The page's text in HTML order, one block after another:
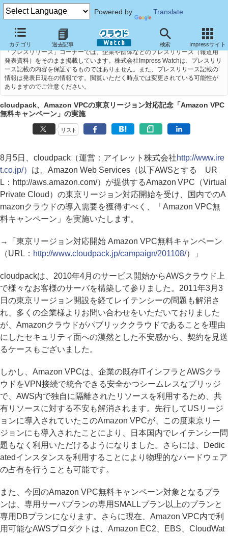
Powered by Translate
カテゴリ 過去記事 検索 Impressサイト
「プレスリリース」コーナーでは、企業や団体などのプレスリリース（報道用
発表資料）をそのまま掲載しています。株式会社Impress Watchは、プレスリリ
ース記載の内容を保証するものではありません。また、プレスリリース記載の
情報は発表日現在の情報です。閲覧いただく時点では変更されている可能性が
ありますのでご注意ください。
cloudpack、Amazon VPCの東京リージョン対応記念「Amazon VPC
無料キャンペーン」の実施
リスト
8月5日、cloudpack（運営：アイレット株式会社http://www.ire
t.co.jp/） は、Amazon Web Services（以下AWSとする UR
L： http://aws.amazon.com/）が提供するAmazon VPC（Virtual
Private Cloud）の東京リージョン対応開始を受け、国内でのA
mazonクラウドの導入需要を獲得すべく、「Amazon VPC無
料キャンペーン」を実施いたします。
→「東京リージョン対応開始 Amazon VPC無料キャンペーン
（URL： http://www.cloudpack.jp/campaign/201108/）」
cloudpackは、2010年4月のサービス開始からAWSクラウド上
で様々なお客様のサーバを構築して参りました。2011年3月3
日の東京リージョン開設を経てレイテンシーの問題も解消さ
れ、多くの企業様よりお問い合わせをいただいておりました
が、Amazonクラウドがパブリッククラウドであることを理由
にしたセキュリティ面への漠然とした不安感から、契約を見送
るケースもございました。
しかし、Amazon VPCは、企業の既存ITインフラとAWSクラ
ウドをVPN接続で統合できる安全かつシームレスなブリッジ
で、AWS内で独自に隔離されたリソースを利用するため、共
有リソースに対する不安も解消されます。先行してUSリージ
ョンに導入されていたこのAmazon VPCが、この度東京リー
ジョンにも導入されたことにより、日本国内でレイテンシー問
題もなく利用いただけるようになりました。さらには、Dedic
atedインスタンスを利用することにより物理的なハードウェア
の占有を行うことも可能です。
また、今回のAmazon VPC無料キャンペーン対象となるプラ
ンは、専用サーバプランの専用SMALLプラン以上のプランと
専用DBプランになります。さらに現在、Amazon VPC内で利
用可能なAWSプロダクトは、Amazon EC2、EBS、CloudWat